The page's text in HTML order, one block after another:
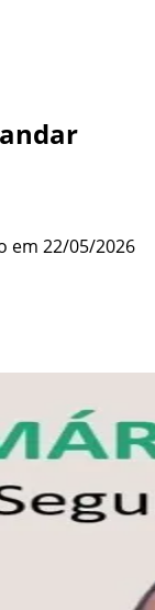
em 22/05/2026